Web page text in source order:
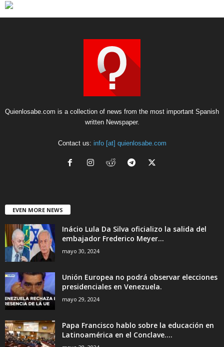
Quienlosabe.com is a collection of news from the most important Spanish
written Newspaper.
Contact us: info [at] quienlosabe.com
EVEN MORE NEWS
Inácio Lula Da Silva oficializo la salida del
embajador Frederico Meyer...
mayo 30, 2024
Unión Europea no podrá observar elecciones
presidenciales en Venezuela.
mayo 29, 2024
Papa Francisco hablo sobre la educación en
Latinoamérica en el Conclave....